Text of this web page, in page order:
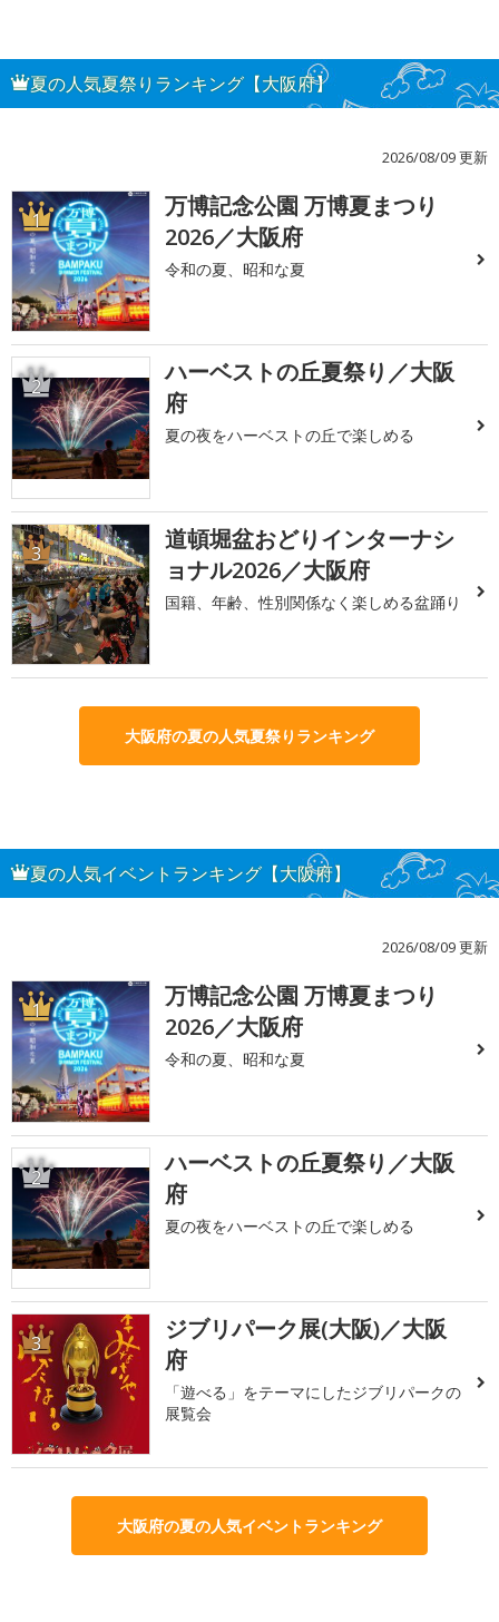
夏の人気夏祭りランキング【大阪府】
2026/08/09 更新
1
万博記念公園 万博夏まつり
2026／大阪府
令和の夏、昭和な夏
2
ハーベストの丘夏祭り／大阪
府
夏の夜をハーベストの丘で楽しめる
3
道頓堀盆おどりインターナシ
ョナル2026／大阪府
国籍、年齢、性別関係なく楽しめる盆踊り
大阪府の夏の人気夏祭りランキング
夏の人気イベントランキング【大阪府】
2026/08/09 更新
1
万博記念公園 万博夏まつり
2026／大阪府
令和の夏、昭和な夏
2
ハーベストの丘夏祭り／大阪
府
夏の夜をハーベストの丘で楽しめる
3
ジブリパーク展(大阪)／大阪
府
「遊べる」をテーマにしたジブリパークの
展覧会
大阪府の夏の人気イベントランキング